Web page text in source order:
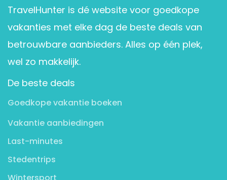
TravelHunter is dé website voor goedkope
vakanties met elke dag de beste deals van
betrouwbare aanbieders. Alles op één plek,
wel zo makkelijk.
De beste deals
Goedkope vakantie boeken
Vakantie aanbiedingen
Last-minutes
Stedentrips
Wintersport